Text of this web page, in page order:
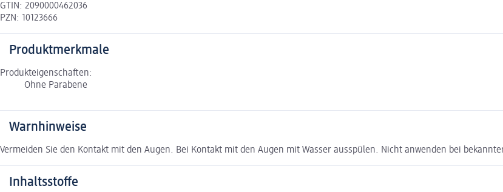
GTIN: 2090000462036
PZN: 10123666
Produktmerkmale
Produkteigenschaften:
Ohne Parabene
Warnhinweise
Vermeiden Sie den Kontakt mit den Augen. Bei Kontakt mit den Augen mit Wasser ausspülen. Nicht anwenden bei
Inhaltsstoffe